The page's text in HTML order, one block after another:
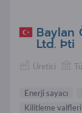
Baylan
Ltd. Þti
Üretici
Enerji sayacı
Kilitleme valfleri